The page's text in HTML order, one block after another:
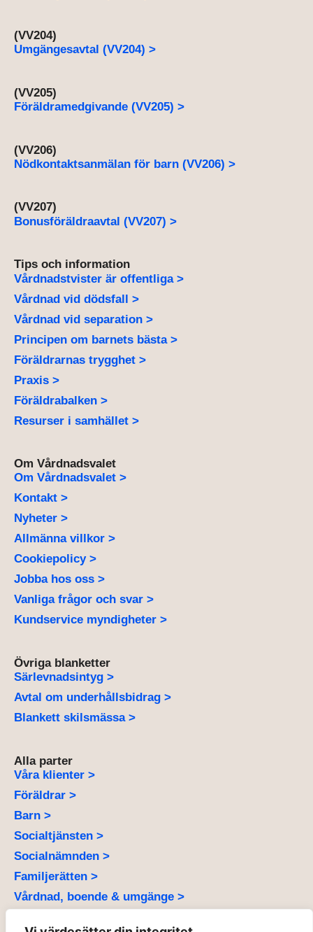
(VV204)
Umgängesavtal (VV204) >
(VV205)
Föräldramedgivande (VV205) >
(VV206)
Nödkontaktsanmälan för barn (VV206) >
(VV207)
Bonusföräldraavtal (VV207) >
Tips och information
Vårdnadstvister är offentliga >
Vårdnad vid dödsfall >
Vårdnad vid separation >
Principen om barnets bästa >
Föräldrarnas trygghet >
Praxis >
Föräldrabalken >
Resurser i samhället >
Om Vårdnadsvalet
Om Vårdnadsvalet >
Kontakt >
Nyheter >
Allmänna villkor >
Cookiepolicy >
Jobba hos oss >
Vanliga frågor och svar >
Kundservice myndigheter >
Övriga blanketter
Särlevnadsintyg >
Avtal om underhållsbidrag >
Blankett skilsmässa >
Alla parter
Våra klienter >
Föräldrar >
Barn >
Socialtjänsten >
Socialnämnden >
Familjerätten >
Vårdnad, boende & umgänge >